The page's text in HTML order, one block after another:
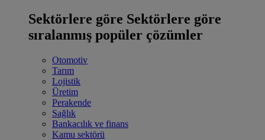
Sektörlere göre Sektörlere göre
sıralanmış popüler çözümler
Otomotiv
Tarım
Lojistik
Üretim
Perakende
Sağlık
Bankacılık ve finans
Kamu sektörü